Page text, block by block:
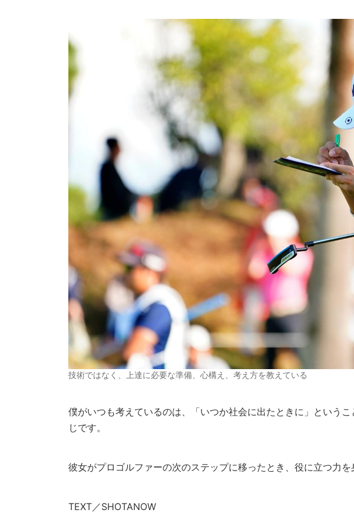
技術ではなく、上達に必要な準備、心構え、考え方を教えている
僕がいつも考えているのは、「いつか社会に出たときに」という
じです。
彼女がプロゴルファーの次のステップに移ったとき、役に立つ力
TEXT／SHOTANOW